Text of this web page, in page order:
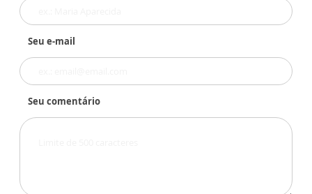
Seu e-mail
Seu comentário